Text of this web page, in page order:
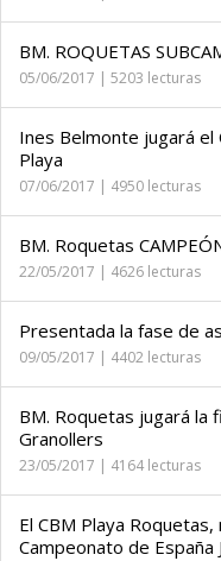
BM. ROQUETAS
05/06/2017 | 5203 lecturas
Ines Belmonte jugará el
Playa
07/06/2017 | 4950 lecturas
BM. Roquetas
22/05/2017 | 4626 lecturas
Presentada la fase de
09/05/2017 | 4402 lecturas
BM. Roquetas jugará la
Granollers
23/05/2017 | 4164 lecturas
El CBM Playa
Campeonato de España